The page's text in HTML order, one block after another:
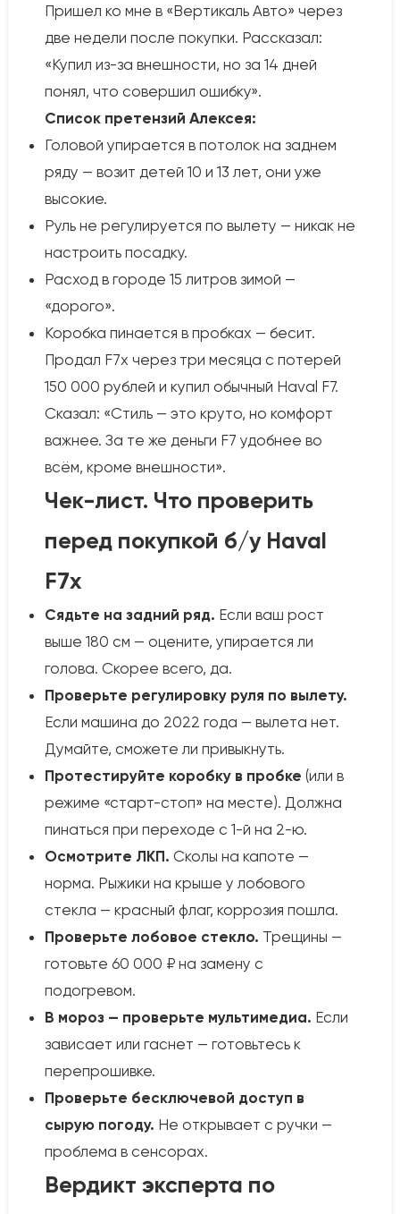
Пришел ко мне в «Вертикаль Авто» через
две недели после покупки. Рассказал:
«Купил из-за внешности, но за 14 дней
понял, что совершил ошибку».
Список претензий Алексея:
Головой упирается в потолок на заднем
ряду — возит детей 10 и 13 лет, они уже
высокие.
Руль не регулируется по вылету — никак не
настроить посадку.
Расход в городе 15 литров зимой —
«дорого».
Коробка пинается в пробках — бесит.
Продал F7x через три месяца с потерей
150 000 рублей и купил обычный Haval F7.
Сказал: «Стиль — это круто, но комфорт
важнее. За те же деньги F7 удобнее во
всём, кроме внешности».
Чек-лист. Что проверить
перед покупкой б/у Haval
F7x
Сядьте на задний ряд. Если ваш рост
выше 180 см — оцените, упирается ли
голова. Скорее всего, да.
Проверьте регулировку руля по вылету.
Если машина до 2022 года — вылета нет.
Думайте, сможете ли привыкнуть.
Протестируйте коробку в пробке (или в
режиме «старт-стоп» на месте). Должна
пинаться при переходе с 1-й на 2-ю.
Осмотрите ЛКП. Сколы на капоте —
норма. Рыжики на крыше у лобового
стекла — красный флаг, коррозия пошла.
Проверьте лобовое стекло. Трещины —
готовьте 60 000 ₽ на замену с
подогревом.
В мороз — проверьте мультимедиа. Если
зависает или гаснет — готовьтесь к
перепрошивке.
Проверьте бесключевой доступ в
сырую погоду. Не открывает с ручки —
проблема в сенсорах.
Вердикт эксперта по